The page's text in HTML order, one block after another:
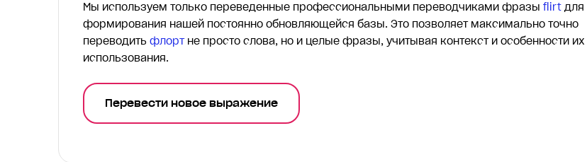
Мы используем только переведенные профессиональными переводчиками фразы flirt для
формирования нашей постоянно обновляющейся базы. Это позволяет максимально точно
переводить флортне просто слова, но и целые фразы, учитывая контекст и особенности их
использования.
Перевести новое выражение